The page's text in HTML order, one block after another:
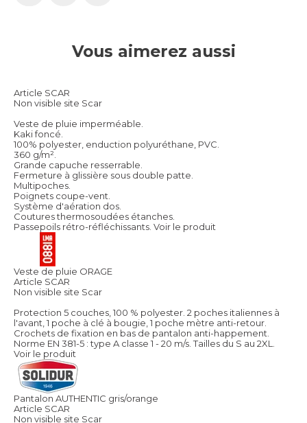
Vous aimerez aussi
Article SCAR
Non visible site Scar
Veste de pluie imperméable.
Kaki foncé.
100% polyester, enduction polyuréthane, PVC.
360 g/m².
Grande capuche resserrable.
Fermeture à glissière sous double patte.
Multipoches.
Poignets coupe-vent.
Système d'aération dos.
Coutures thermosoudées étanches.
Passepoils rétro-réfléchissants. Voir le produit
Veste de pluie ORAGE
Article SCAR
Non visible site Scar
Protection 5 couches, 100 % polyester. 2 poches italiennes à
l'avant, 1 poche à clé à bougie, 1 poche mètre anti-retour.
Crochets de fixation en bas de pantalon anti-happement.
Norme EN 381-5 : type A classe 1 - 20 m/s. Tailles du S au 2XL.
Voir le produit
Pantalon AUTHENTIC gris/orange
Article SCAR
Non visible site Scar